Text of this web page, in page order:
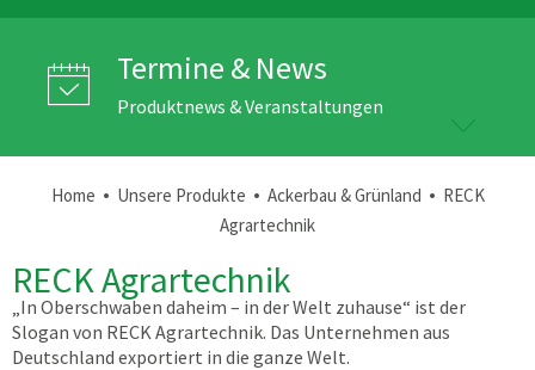
Termine & News
Produktnews & Veranstaltungen
Home • Unsere Produkte • Ackerbau & Grünland • RECK
Agrartechnik
RECK Agrartechnik
„In Oberschwaben daheim – in der Welt zuhause“ ist der
Slogan von RECK Agrartechnik. Das Unternehmen aus
Deutschland exportiert in die ganze Welt.